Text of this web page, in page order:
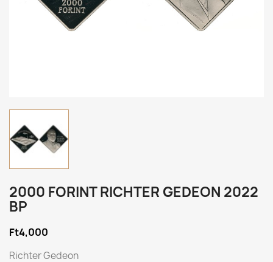
2000 FORINT RICHTER GEDEON 2022
BP
Ft4,000
Richter Gedeon